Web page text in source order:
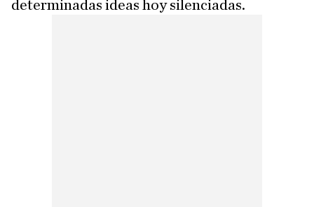
determinadas ideas hoy silenciadas.